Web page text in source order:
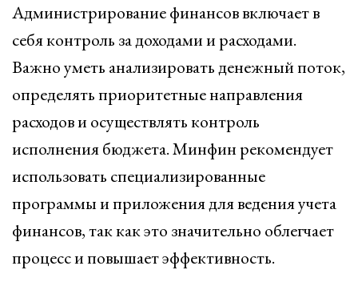
Администрирование финансов включает в
себя контроль за доходами и расходами.
Важно уметь анализировать денежный поток,
определять приоритетные направления
расходов и осуществлять контроль
исполнения бюджета. Минфин рекомендует
использовать специализированные
программы и приложения для ведения учета
финансов, так как это значительно облегчает
процесс и повышает эффективность.